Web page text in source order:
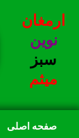
ارمغان
نوین
سبز
میثم
صفحه اصلی